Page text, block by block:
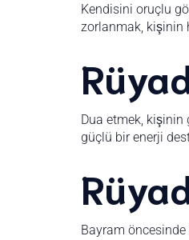
Kendisini oruçlu
zorlanmak, kişinin
Dua etmek, kişinin
güçlü bir enerji
Bayram